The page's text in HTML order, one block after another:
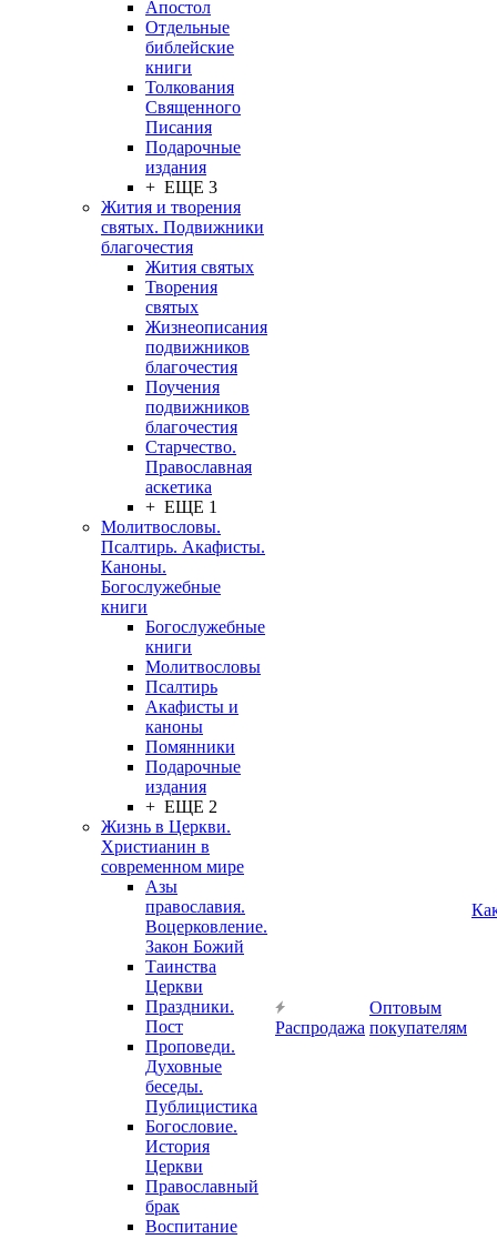
Апостол
Отдельные
библейские
книги
Толкования
Священного
Писания
Подарочные
издания
+ ЕЩЕ 3
Жития и творения
святых. Подвижники
благочестия
Жития святых
Творения
святых
Жизнеописания
подвижников
благочестия
Поучения
подвижников
благочестия
Старчество.
Православная
аскетика
+ ЕЩЕ 1
Молитвословы.
Псалтирь. Акафисты.
Каноны.
Богослужебные
книги
Богослужебные
книги
Молитвословы
Псалтирь
Акафисты и
каноны
Помянники
Подарочные
издания
+ ЕЩЕ 2
Жизнь в Церкви.
Христианин в
современном мире
Азы
православия.
Воцерковление.
Закон Божий
Таинства
Церкви
Праздники.
Пост
Проповеди.
Духовные
беседы.
Публицистика
Богословие.
История
Церкви
Православный
брак
Воспитание
Распродажа
Оптовым
покупателям